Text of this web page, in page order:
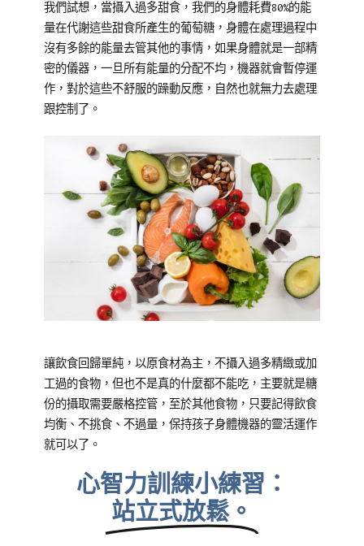
我們試想，當攝入過多甜食，我們的身體耗費80%的能
量在代謝這些甜食所產生的葡萄糖，身體在處理過程中
沒有多餘的能量去管其他的事情，如果身體就是一部精
密的儀器，一旦所有能量的分配不均，機器就會暫停運
作，對於這些不舒服的躁動反應，自然也就無力去處理
跟控制了。
讓飲食回歸單純，以原食材為主，不攝入過多精緻或加
工過的食物，但也不是真的什麼都不能吃，主要就是糖
份的攝取需要嚴格控管，至於其他食物，只要記得飲食
均衡、不挑食、不過量，保持孩子身體機器的靈活運作
就可以了。
心智力訓練小練習：
站立式放鬆。